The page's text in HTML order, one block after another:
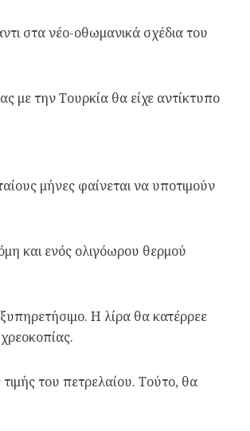
στα νέο-οθωμανικά σχέδια του
με την Τουρκία θα είχε αντίκτυπο
μήνες φαίνεται να υποτιμούν
και ενός ολιγόωρου θερμού
Η λίρα θα κατέρρεε
του πετρελαίου. Τούτο, θα